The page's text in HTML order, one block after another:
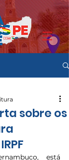
sobre os
está